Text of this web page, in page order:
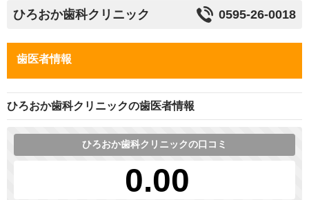
ひろおか歯科クリニック 0595-26-0018
歯医者情報
ひろおか歯科クリニックの歯医者情報
ひろおか歯科クリニックの口コミ
0.00